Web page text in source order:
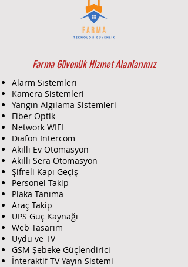
Farma Güvenlik Hizmet Alanlarımız
Alarm Sistemleri
Kamera Sistemleri
Yangın Algılama Sistemleri
Fiber Optik
Network WİFİ
Diafon İntercom
Akıllı Ev Otomasyon
Akıllı Sera Otomasyon
Şifreli Kapı Geçiş
Personel Takip
Plaka Tanıma
Araç Takip
UPS Güç Kaynağı
Web Tasarım
Uydu ve TV
GSM Şebeke Güçlendirici
İnteraktif TV Yayın Sistemi